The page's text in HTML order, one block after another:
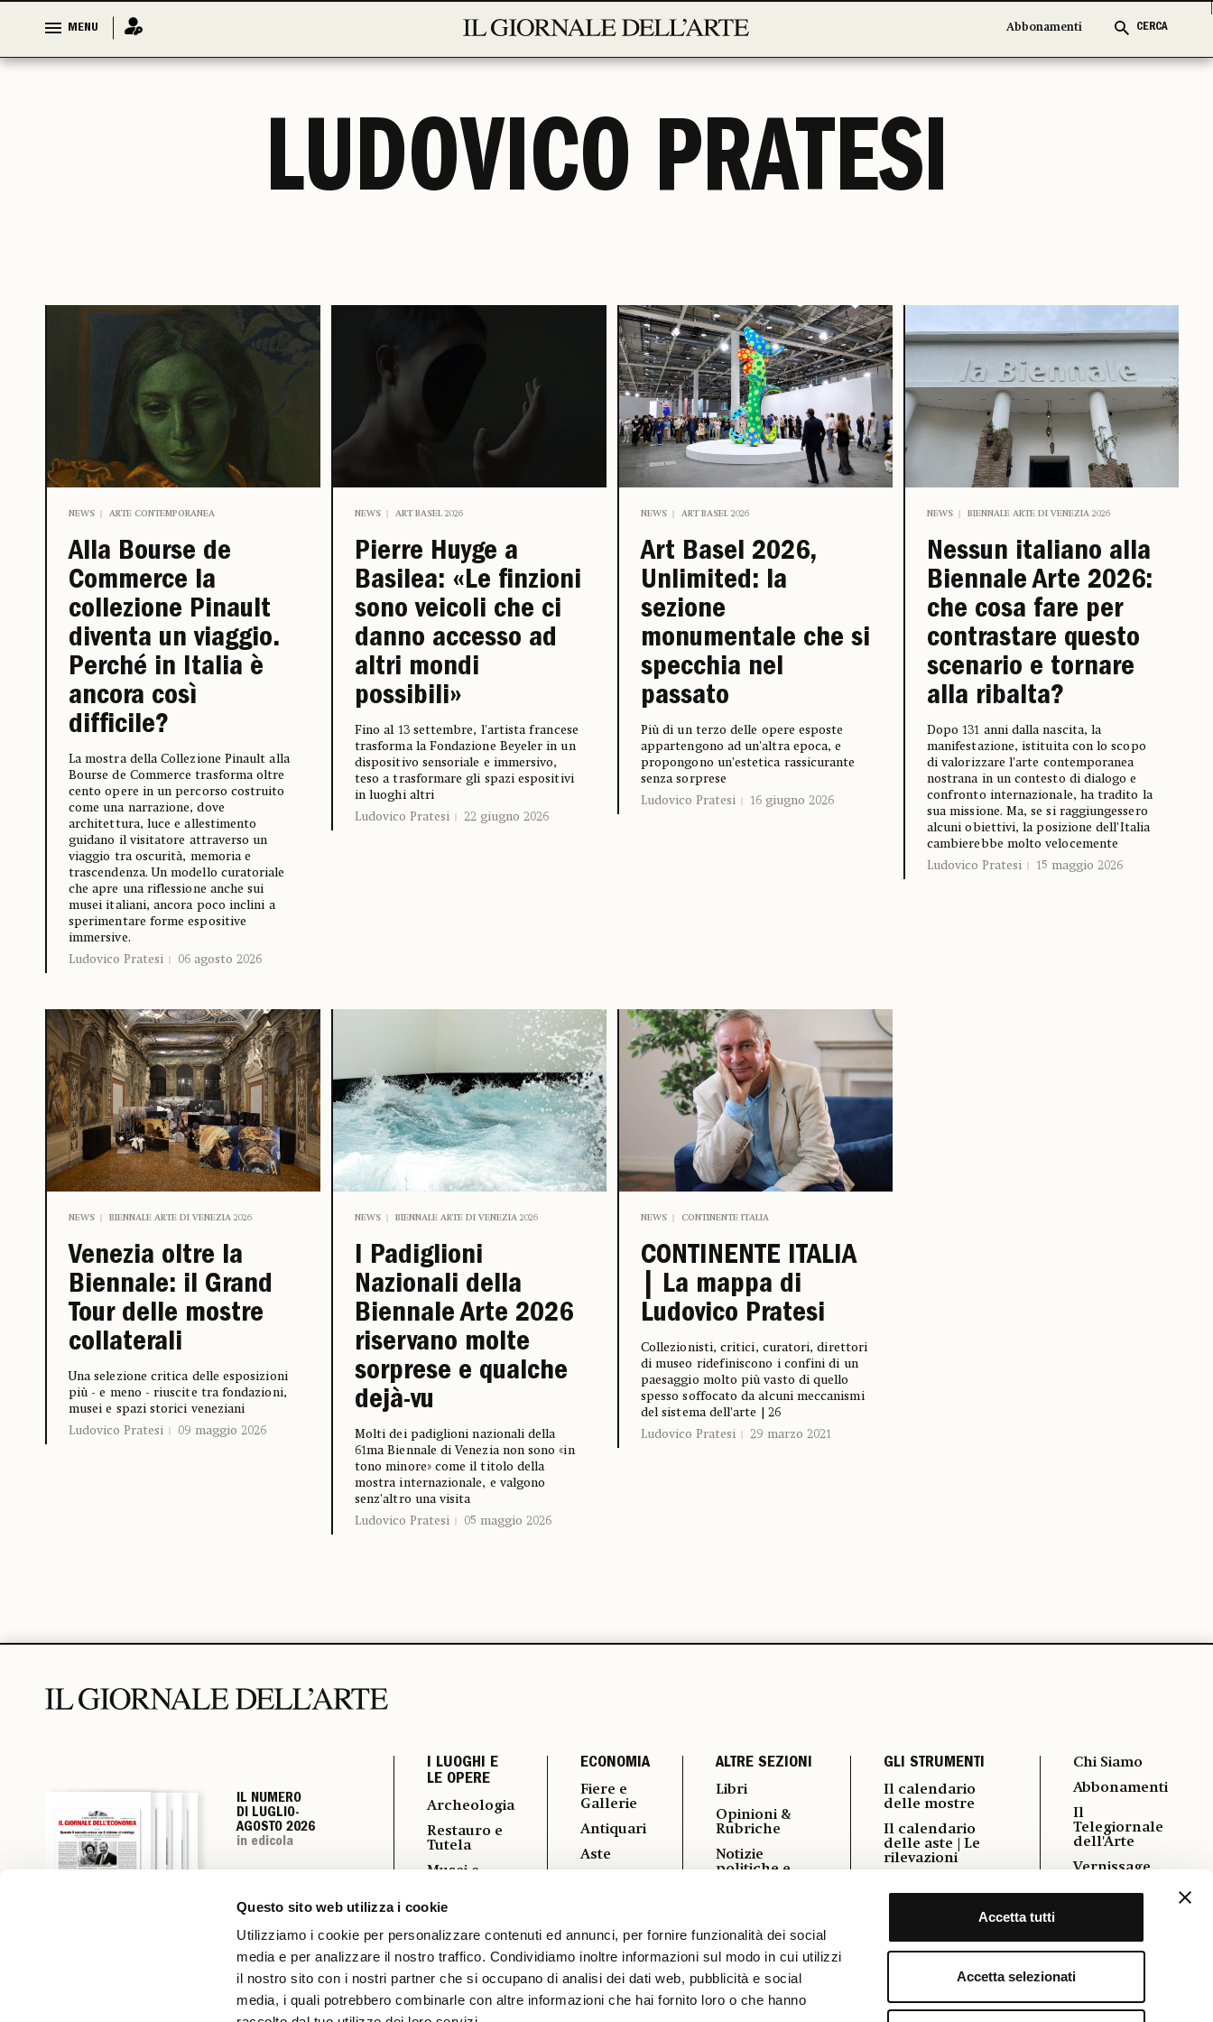
Questo sito web utilizza i cookie
Utilizziamo i cookie per personalizzare contenuti ed annunci, per fornire funzionalità dei social
media e per analizzare il nostro traffico. Condividiamo inoltre informazioni sul modo in cui utilizzi
il nostro sito con i nostri partner che si occupano di analisi dei dati web, pubblicità e social
media, i quali potrebbero combinarle con altre informazioni che hai fornito loro o che hanno
Accetta tutti
Accetta selezionati
MENU Abbonamenti CERCA
MENU Abbonamenti CERCA
LUDOVICO PRATESI
NEWS ARTE CONTEMPORANEA
Alla Bourse de
Commerce la
collezione Pinault
diventa un viaggio.
Perché in Italia è
ancora così
difficile?
La mostra della Collezione Pinault alla
Bourse de Commerce trasforma oltre
cento opere in un percorso costruito
come una narrazione, dove
architettura, luce e allestimento
guidano il visitatore attraverso un
viaggio tra oscurità, memoria e
trascendenza. Un modello curatoriale
che apre una riflessione anche sui
musei italiani, ancora poco inclini a
sperimentare forme espositive
immersive.
Ludovico Pratesi
06 agosto 2026
NEWS ART BASEL 2026
Pierre Huyge a
Basilea: «Le finzioni
sono veicoli che ci
danno accesso ad
altri mondi
possibili»
Fino al 13 settembre, l'artista francese
trasforma la Fondazione Beyeler in un
dispositivo sensoriale e immersivo,
teso a trasformare gli spazi espositivi
in luoghi altri
Ludovico Pratesi
22 giugno 2026
NEWS ART BASEL 2026
Art Basel 2026,
Unlimited: la
sezione
monumentale che si
specchia nel
passato
Più di un terzo delle opere esposte
appartengono ad un'altra epoca, e
propongono un’estetica rassicurante
senza sorprese
Ludovico Pratesi
16 giugno 2026
NEWS BIENNALE ARTE DI VENEZIA 2026
Nessun italiano alla
Biennale Arte 2026:
che cosa fare per
contrastare questo
scenario e tornare
alla ribalta?
Dopo 131 anni dalla nascita, la
manifestazione, istituita con lo scopo
di valorizzare l’arte contemporanea
nostrana in un contesto di dialogo e
confronto internazionale, ha tradito la
sua missione. Ma, se si raggiungessero
alcuni obiettivi, la posizione dell’Italia
cambierebbe molto velocemente
Ludovico Pratesi
15 maggio 2026
NEWS BIENNALE ARTE DI VENEZIA 2026
Venezia oltre la
Biennale: il Grand
Tour delle mostre
collaterali
Una selezione critica delle esposizioni
più - e meno - riuscite tra fondazioni,
musei e spazi storici veneziani
Ludovico Pratesi
09 maggio 2026
NEWS BIENNALE ARTE DI VENEZIA 2026
I Padiglioni
Nazionali della
Biennale Arte 2026
riservano molte
sorprese e qualche
dejà-vu
Molti dei padiglioni nazionali della
61ma Biennale di Venezia non sono «in
tono minore» come il titolo della
mostra internazionale, e valgono
senz’altro una visita
Ludovico Pratesi
05 maggio 2026
NEWS CONTINENTE ITALIA
CONTINENTE ITALIA
| La mappa di
Ludovico Pratesi
Collezionisti, critici, curatori, direttori
di museo ridefiniscono i confini di un
paesaggio molto più vasto di quello
spesso soffocato da alcuni meccanismi
del sistema dell’arte | 26
Ludovico Pratesi
29 marzo 2021
IL NUMERO
DI LUGLIO-
AGOSTO 2026
in edicola
IL NUMERO
DI LUGLIO-
AGOSTO 2026
in edicola
IL NUMERO
DI LUGLIO-
AGOSTO 2026
in edicola
IL NUMERO
DI LUGLIO-
AGOSTO 2026
in edicola
I LUOGHI E
LE OPERE
Archeologia
Restauro e
Tutela
Musei e
Turismo
ECONOMIA
Fiere e
Gallerie
Antiquari
Aste
ALTRE SEZIONI
Libri
Opinioni &
Rubriche
Notizie
politiche e
Vedere a
Vernissage
GLI STRUMENTI
Il calendario
delle mostre
Il calendario
delle aste | Le
rilevazioni
Formazione
Chi Siamo
Abbonamenti
Il
Telegiornale
dell'Arte
Vernissage
Pubblicità
Cookie &
FAQ